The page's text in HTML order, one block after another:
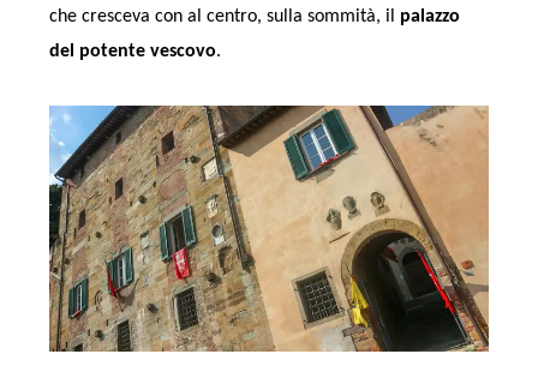
che cresceva con al centro, sulla sommità, il palazzo
del potente vescovo.